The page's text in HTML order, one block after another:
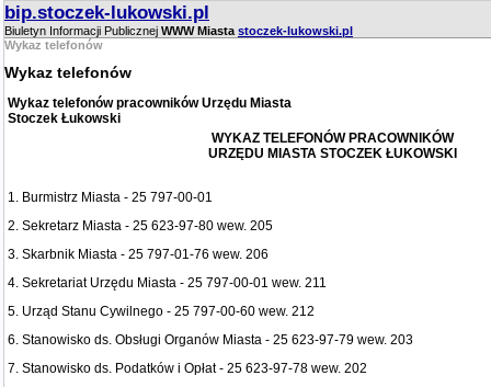
bip.stoczek-lukowski.pl
Biuletyn Informacji Publicznej WWW Miasta stoczek-lukowski.pl
Wykaz telefonów
Wykaz telefonów
Wykaz telefonów pracowników Urzędu Miasta
Stoczek Łukowski
WYKAZ TELEFONÓW PRACOWNIKÓW
URZĘDU MIASTA STOCZEK ŁUKOWSKI
1. Burmistrz Miasta - 25 797-00-01
2. Sekretarz Miasta - 25 623-97-80 wew. 205
3. Skarbnik Miasta - 25 797-01-76 wew. 206
4. Sekretariat Urzędu Miasta - 25 797-00-01 wew. 211
5. Urząd Stanu Cywilnego - 25 797-00-60 wew. 212
6. Stanowisko ds. Obsługi Organów Miasta - 25 623-97-79 wew. 203
7. Stanowisko ds. Podatków i Opłat - 25 623-97-78 wew. 202